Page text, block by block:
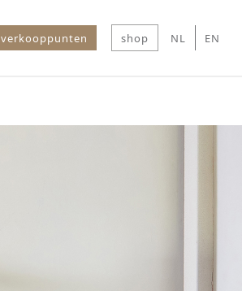
verkooppunten shop NL EN